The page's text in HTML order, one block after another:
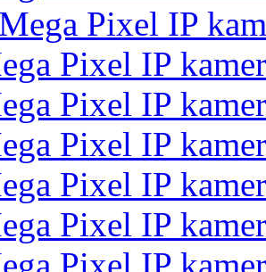
Pixel IP
Pixel IP
Pixel IP
Pixel IP
Pixel IP
Pixel IP
Pixel IP